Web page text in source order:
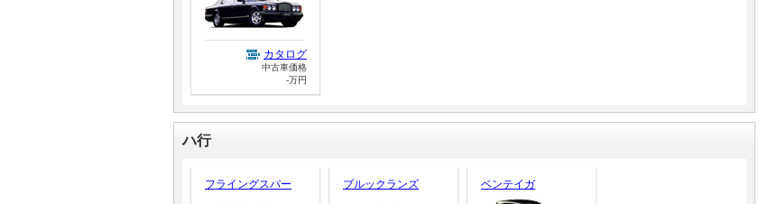
カタログ
中古車価格
-万円
ハ行
フライングスパー ブルックランズ ベンテイガ